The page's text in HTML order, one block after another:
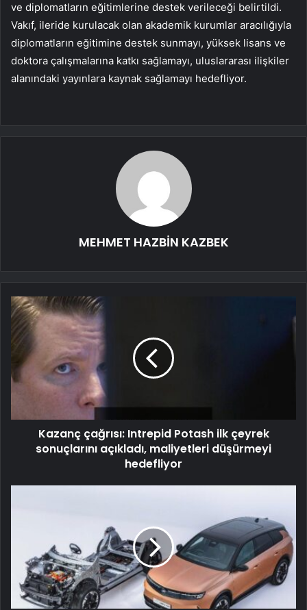
ve diplomatların eğitimlerine destek verileceği belirtildi.
Vakıf, ileride kurulacak olan akademik kurumlar aracılığıyla
diplomatların eğitimine destek sunmayı, yüksek lisans ve
doktora çalışmalarına katkı sağlamayı, uluslararası ilişkiler
alanındaki yayınlara kaynak sağlamayı hedefliyor.
MEHMET HAZBİN KAZBEK
Kazanç çağrısı: Intrepid Potash ilk çeyrek
sonuçlarını açıkladı, maliyetleri düşürmeyi
hedefliyor